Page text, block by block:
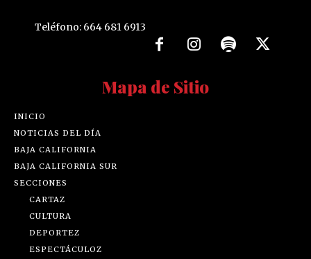
Teléfono: 664 681 6913
Mapa de Sitio
INICIO
NOTICIAS DEL DÍA
BAJA CALIFORNIA
BAJA CALIFORNIA SUR
SECCIONES
CARTAZ
CULTURA
DEPORTEZ
ESPECTÁCULOZ